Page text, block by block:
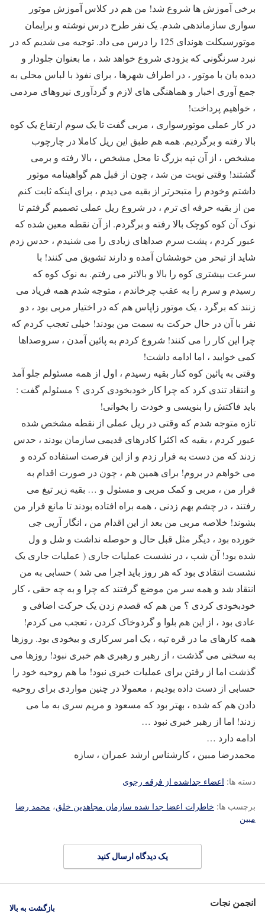
برخی آموزش ها شروع شد! من هم در کلاس آموزش موتور
سواری سازماندهی شدم. یک نفر طرح درس نوشته و برایمان
موتورسیکلت هوندای 125 را درس می داد. توجیه می شدیم که در
نبرد سرنگونی که بزودی شروع خواهد شد ، ما بعنوان جلودار و
دیده بان با موتور ، در اطراف شهرها ، برای نفوذ با لباس محلی به
جمع آوری اخبار و هماهنگی های لازم و گردآوری نیروهای مردمی
، خواهیم پرداخت!
در کار عملی موتورسواری ، مربی گفت تا یک سوم ارتفاع یک کوه
بالا رفته و برگردیم. همه هم طبق این ریل کاملا در چارچوب
مشخص ، از آن تپه بزرگ تا محل مشخص ، بالا رفته و برمی
گشتند! وقتی نوبت من شد ، چون از قبل هم گواهینامه موتور
داشتم وخودم را متبحرتر از بقیه می دیدم ، برای اینکه ثابت کنم
من از بقیه حرفه ای ترم ، در شروع ریل عملی تصمیم گرفتم تا
نوک آن کوه کوچک بالا رفته و برگردم. از آن نقطه معین شده که
عبور کردم ، پشت سرم صداهای زیادی را می شنیدم ، حدس زدم
شاید از تبحر من خوششان آمده و دارند تشویق می کنند! با
سرعت بیشتری کوه را بالا و بالاتر می رفتم. به نوک کوه که
رسیدم و سرم را به عقب چرخاندم ، متوجه شدم همه فریاد می
زنند که برگرد ، یک موتور زاپاس هم که در اختیار مربی بود ، دو
نفر با آن در حال حرکت به سمت من بودند! خیلی تعجب کردم که
چرا این کار را می کنند! شروع کردم به پائین آمدن ، سروصداها
کمی خوابید ، اما ادامه داشت!
وقتی به پائین کوه کنار بقیه رسیدم ، اول از همه مسئولم جلو آمد
و انتقاد تندی کرد که چرا کار خودبخودی کردی ؟ مسئولم گفت :
باید فاکتش را بنویسی و خودت را بخوانی!
تازه متوجه شدم که وقتی در ریل عملی از نقطه مشخص شده
عبور کردم ، بقیه که اکثرا کادرهای قدیمی سازمان بودند ، حدس
زدند که من دست به فرار زدم و از این فرصت استفاده کرده و
می خواهم در بروم! برای همین هم ، چون در صورت اقدام به
فرار من ، مربی و کمک مربی و مسئول و … بقیه زیر تیغ می
رفتند ، در چشم بهم زدنی ، همه براه افتاده بودند تا مانع فرار من
بشوند! خلاصه مربی من بعد از این اقدام من ، انگار آرپی جی
خورده بود ، دیگر مثل قبل حال و حوصله نداشت و شل و ول
شده بود! آن شب ، در نشست عملیات جاری ( عملیات جاری یک
نشست انتقادی بود که هر روز باید اجرا می شد ) حسابی به من
انتقاد شد و همه سر من موضع گرفتند که چرا و به چه حقی ، کار
خودبخودی کردی ؟ من هم که قصدم زدن یک حرکت اضافی و
عادی بود ، از این هم بلوا و گردوخاک کردن ، تعجب می کردم!
همه کارهای ما در قره تپه ، یک امر سرکاری و بیخودی بود. روزها
به سختی می گذشت ، از رهبر و رهبری هم خبری نبود! روزها می
گذشت اما از رفتن برای عملیات خبری نبود! ما هم روحیه خود را
حسابی از دست داده بودیم ، معمولا در چنین مواردی برای روحیه
دادن هم که شده ، بهتر بود که مسعود و مریم سری به ما می
زدند! اما از رهبر خبری نبود …
ادامه دارد …
محمدرضا مبین ، کارشناس ارشد عمران ، سازه
دسته ها: اعضاء جداشده از فرقه رجوی
برچسب ها: خاطرات اعضا جدا شده سازمان مجاهدین خلق، محمد رضا
مبین
یک دیدگاه ارسال کنید
انجمن نجات بازگشت به بالا